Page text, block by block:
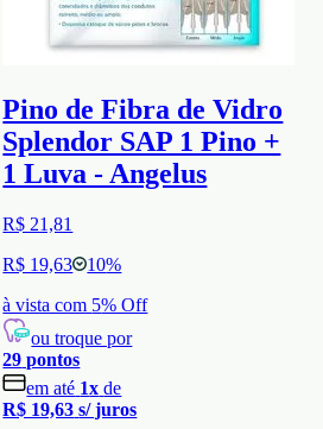
Pino de Fibra de Vidro
Splendor SAP 1 Pino +
1 Luva - Angelus
R$ 21,81
R$ 19,63
10%
à vista com 5% Off
ou troque por
29 pontos
em até 1x de
R$ 19,63 s/ juros